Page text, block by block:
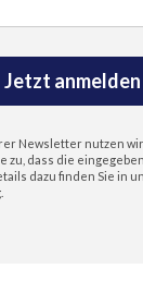
Jetzt anmelden
Newsletter nutzen
zu, dass die
dazu finden Sie in
.